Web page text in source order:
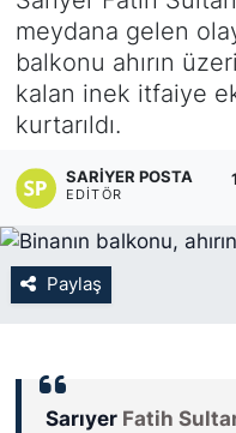
meydana gelen
balkonu ahırın
kalan inek itfaiye
kurtarıldı.
SARIYER POSTA
EDITÖR
Paylaş
SarıyerFatih
KÖŞE YAZILARI
KÖŞE YAZILARI
KÜLTÜR SANAT
MAGAZİN
RÖPORTAJ
SARIYER